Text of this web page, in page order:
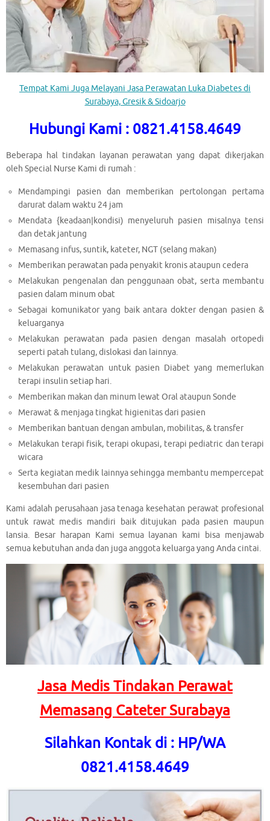
Tempat Kami Juga Melayani Jasa Perawatan Luka Diabetes di
Surabaya, Gresik & Sidoarjo
Hubungi Kami : 0821.4158.4649
Beberapa hal tindakan layanan perawatan yang dapat dikerjakan
oleh Special Nurse Kami di rumah :
Mendampingi pasien dan memberikan pertolongan pertama
darurat dalam waktu 24 jam
Mendata {keadaan|kondisi) menyeluruh pasien misalnya tensi
dan detak jantung
Memasang infus, suntik, kateter, NGT (selang makan)
Memberikan perawatan pada penyakit kronis ataupun cedera
Melakukan pengenalan dan penggunaan obat, serta membantu
pasien dalam minum obat
Sebagai komunikator yang baik antara dokter dengan pasien &
keluarganya
Melakukan perawatan pada pasien dengan masalah ortopedi
seperti patah tulang, dislokasi dan lainnya.
Melakukan perawatan untuk pasien Diabet yang memerlukan
terapi insulin setiap hari.
Memberikan makan dan minum lewat Oral ataupun Sonde
Merawat & menjaga tingkat higienitas dari pasien
Memberikan bantuan dengan ambulan, mobilitas, & transfer
Melakukan terapi fisik, terapi okupasi, terapi pediatric dan terapi
wicara
Serta kegiatan medik lainnya sehingga membantu mempercepat
kesembuhan dari pasien
Kami adalah perusahaan jasa tenaga kesehatan perawat profesional
untuk rawat medis mandiri baik ditujukan pada pasien maupun
lansia. Besar harapan Kami semua layanan kami bisa menjawab
semua kebutuhan anda dan juga anggota keluarga yang Anda cintai.
Jasa Medis Tindakan Perawat
Memasang Cateter Surabaya
Silahkan Kontak di : HP/WA
0821.4158.4649